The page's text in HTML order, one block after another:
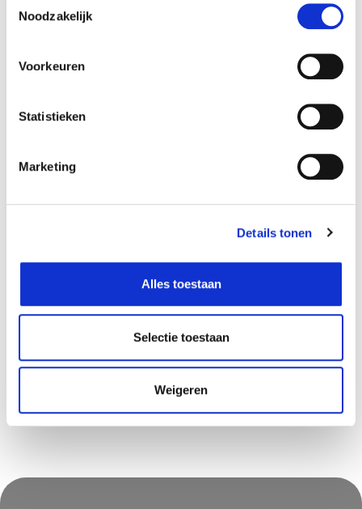
Noodzakelijk
Voorkeuren
Statistieken
Marketing
Details tonen
Alles toestaan
Selectie toestaan
Weigeren
Grilloppervlak:
Met wielen:
Artikel nummer:
Beschikbaar in deze winkels